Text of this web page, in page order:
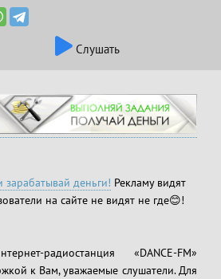
Слушать
деньги! Рекламу видят
на сайте не видят не где😊!
радиостанция «DANCE-FM»
к Вам, уважаемые слушатели. Для